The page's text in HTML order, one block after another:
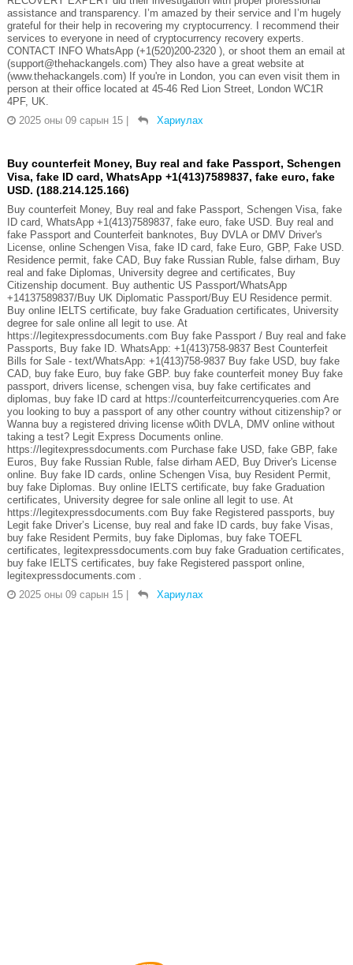
assistance and transparency. I’m amazed by their service and I’m hugely
grateful for their help in recovering my cryptocurrency. I recommend their
services to everyone in need of cryptocurrency recovery experts.
CONTACT INFO WhatsApp (+1(520)200-2320 ), or shoot them an email at
(support@thehackangels.com) They also have a great website at
(www.thehackangels.com) If you're in London, you can even visit them in
person at their office located at 45-46 Red Lion Street, London WC1R
4PF, UK.
2025 оны 09 сарын 15
Хариулах
Buy counterfeit Money, Buy real and fake Passport, Schengen
Visa, fake ID card, WhatsApp +1(413)7589837, fake euro, fake
USD. (188.214.125.166)
Buy counterfeit Money, Buy real and fake Passport, Schengen Visa, fake
ID card, WhatsApp +1(413)7589837, fake euro, fake USD. Buy real and
fake Passport and Counterfeit banknotes, Buy DVLA or DMV Driver's
License, online Schengen Visa, fake ID card, fake Euro, GBP, Fake USD.
Residence permit, fake CAD, Buy fake Russian Ruble, false dirham, Buy
real and fake Diplomas, University degree and certificates, Buy
Citizenship document. Buy authentic US Passport/WhatsApp
+14137589837/Buy UK Diplomatic Passport/Buy EU Residence permit.
Buy online IELTS certificate, buy fake Graduation certificates, University
degree for sale online all legit to use. At
https://legitexpressdocuments.com Buy fake Passport / Buy real and fake
Passports, Buy fake ID. WhatsApp: +1(413)758-9837 Best Counterfeit
Bills for Sale - text/WhatsApp: +1(413)758-9837 Buy fake USD, buy fake
CAD, buy fake Euro, buy fake GBP. buy fake counterfeit money Buy fake
passport, drivers license, schengen visa, buy fake certificates and
diplomas, buy fake ID card at https://counterfeitcurrencyqueries.com Are
you looking to buy a passport of any other country without citizenship? or
Wanna buy a registered driving license w0ith DVLA, DMV online without
taking a test? Legit Express Documents online.
https://legitexpressdocuments.com Purchase fake USD, fake GBP, fake
Euros, Buy fake Russian Ruble, false dirham AED, Buy Driver's License
online. Buy fake ID cards, online Schengen Visa, buy Resident Permit,
buy fake Diplomas. Buy online IELTS certificate, buy fake Graduation
certificates, University degree for sale online all legit to use. At
https://legitexpressdocuments.com Buy fake Registered passports, buy
Legit fake Driver’s License, buy real and fake ID cards, buy fake Visas,
buy fake Resident Permits, buy fake Diplomas, buy fake TOEFL
certificates, legitexpressdocuments.com buy fake Graduation certificates,
buy fake IELTS certificates, buy fake Registered passport online,
legitexpressdocuments.com .
2025 оны 09 сарын 15
Хариулах